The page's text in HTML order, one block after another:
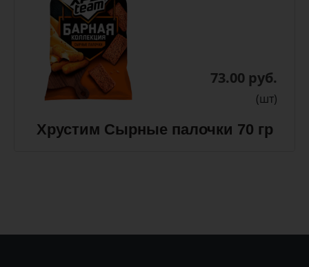
73.00 руб.
(шт)
Хрустим Сырные палочки 70 гр